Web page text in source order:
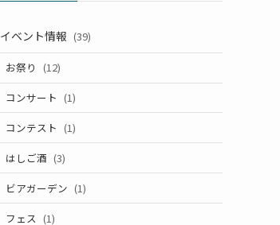
イベント情報 (39)
お祭り (12)
コンサート (1)
コンテスト (1)
はしご酒 (3)
ビアガーデン (1)
フェス (1)